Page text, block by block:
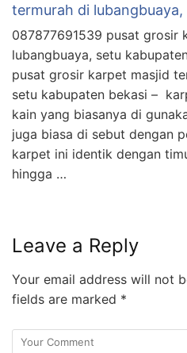
termurah di
087877691539 pusat grosir
lubangbuaya, setu
pusat grosir karpet masjid
setu kabupaten bekasi –
kain yang biasanya di
juga biasa di sebut dengan
karpet ini identik dengan
hingga …
Leave a Reply
Your email address will not
fields are marked *